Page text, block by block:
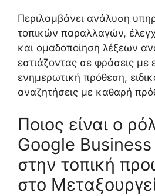
Περιλαμβάνει ανάλυση
τοπικών παραλλαγών,
και ομαδοποίηση λέξεων
εστιάζοντας σε φράσεις με
ενημερωτική πρόθεση,
αναζητήσεις με καθαρή
Ποιος είναι ο
Google
στην τοπική
στο